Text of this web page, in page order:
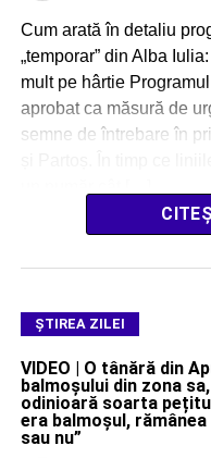
Cum arată în detaliu
„temporar” din Alba
mult pe hârtie
aprobat ca măsură de
semne de întrebare în
ŞTIREA ZILEI
VIDEO | O tânără din
balmoșului din zona
odinioară soarta
era balmoșul,
sau nu”